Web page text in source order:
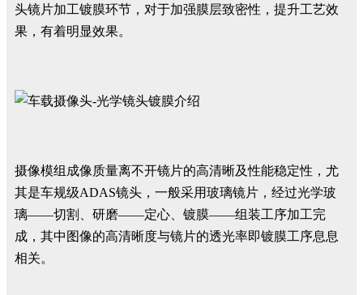
头镜片加工镀膜环节，对于加强膜层致密性，提升工艺效
果，有着明显效果。
摄像模组成像质量离不开镜片的高清晰及性能稳定性，尤
其是车规级ADAS镜头，一般采用玻璃镜片，经过光学玻
璃——切割、研磨——定心、镀膜——组装工序加工完
成，其中图像的高清晰度与镜片的透光率即镀膜工序息息
相关。